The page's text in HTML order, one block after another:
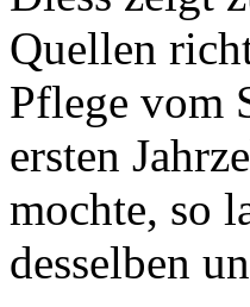
Quellen
Pflege vom
ersten
mochte, so
desselben